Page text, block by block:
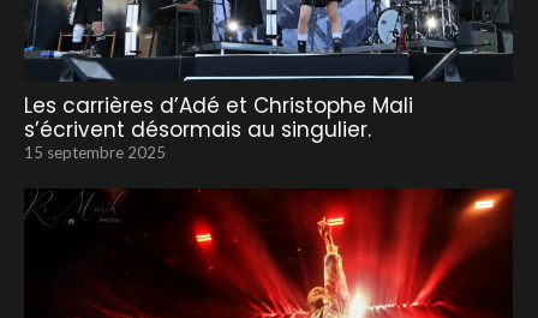
Les carrières d’Adé et Christophe Mali
s’écrivent désormais au singulier.
15 septembre 2025